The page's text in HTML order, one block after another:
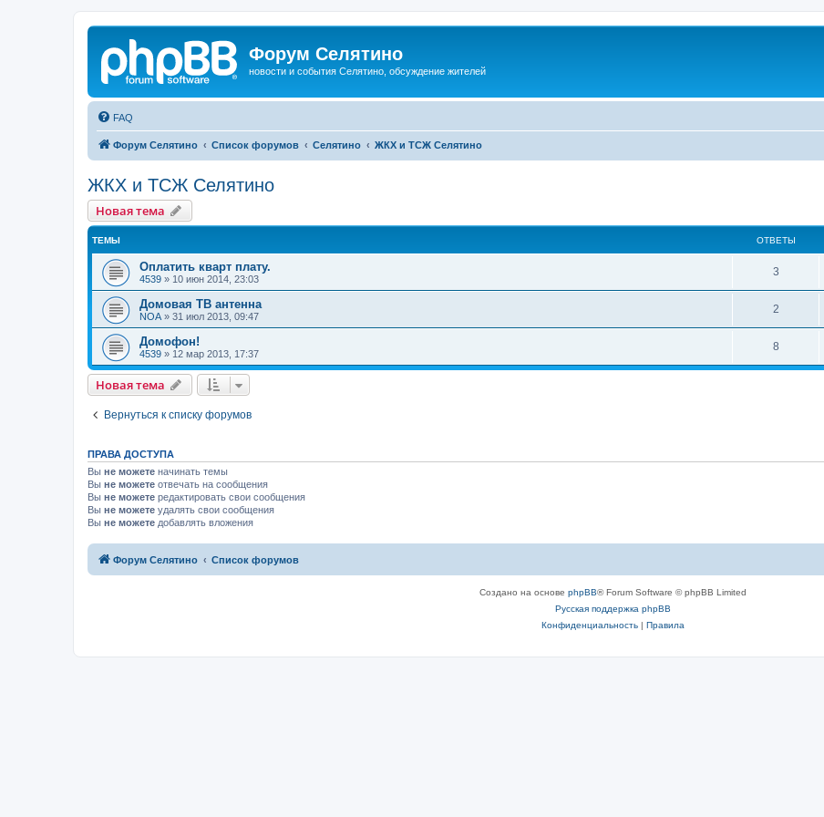
Форум Селятино
новости и события Селятино, обсуждение жителей
FAQ
Форум Селятино Список форумов Селятино ЖКХ и ТСЖ Селятино
ЖКХ и ТСЖ Селятино
Новая тема
ТЕМЫ ОТВЕТЫ
Оплатить кварт плату.
4539 » 10 июн 2014, 23:03
3
Домовая ТВ антенна
NOA » 31 июл 2013, 09:47
2
Домофон!
4539 » 12 мар 2013, 17:37
8
Новая тема
Вернуться к списку форумов
ПРАВА ДОСТУПА
Вы не можете начинать темы
Вы не можете отвечать на сообщения
Вы не можете редактировать свои сообщения
Вы не можете удалять свои сообщения
Вы не можете добавлять вложения
Форум Селятино Список форумов
Создано на основе phpBB® Forum Software © phpBB Limited
Русская поддержка phpBB
Конфиденциальность| Правила